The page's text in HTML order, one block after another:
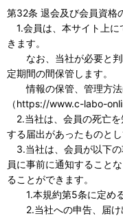
第32条 退会及び会員資格
1.会員は、本サイト上に
きます。
なお、当社が必要と判
定期間の間保管します。
情報の保管、管理方法
（https://www.c-labo-
2.当社は、会員の死亡を
する届出があったものとし
3.当社は、会員が以下の
員に事前に通知すること
ることができます。
1.本規約第5条に定める
2.当社への申告、届け